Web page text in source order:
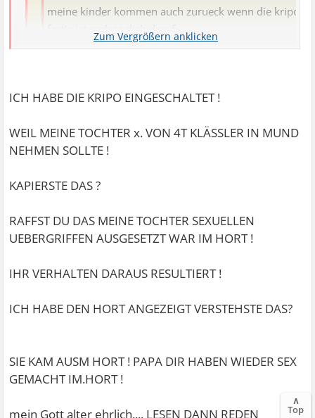
meine kinder kommen auch zurueck wenn die kripo
fertig ist verlass dich drauf.
träum weiter
nenne ich das Spiel.
Da wird nicht die Kripo eingeschaltet. Das stimmt alles
Vorne sowieso nicht. Ich glaube hier nichts mehr, komm
ICH HABE DIE KRIPO EINGESCHALTET !
WEIL MEINE TOCHTER x. VON 4T KLÄSSLER IN MUND
NEHMEN SOLLTE !
KAPIERSTE DAS ?
RAFFST DU DAS MEINE TOCHTER SEXUELLEN
UEBERGRIFFEN AUSGESETZT WAR IM HORT !
IHR VERHALTEN DARAUS RESULTIERT !
ICH HABE DEN HORT ANGEZEIGT VERSTEHSTE DAS?
SIE KAM AUSM HORT ! PAPA DIR HABEN WIEDER SEX
GEMACHT IM.HORT !
mein Gott alter ehrlich.... LESEN DANN REDEN
∧
Top